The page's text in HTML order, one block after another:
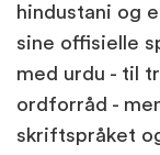
hindustani og
sine offisielle
med urdu - til
ordforråd -
skriftspråket